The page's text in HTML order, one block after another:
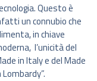
Questo è
un connubio che
in chiave
l’unicità del
in Italy e del Made
Lombardy”.